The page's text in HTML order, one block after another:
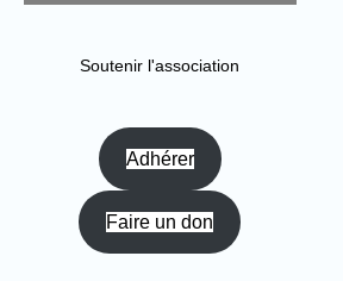
Soutenir l'association
Adhérer
Faire un don